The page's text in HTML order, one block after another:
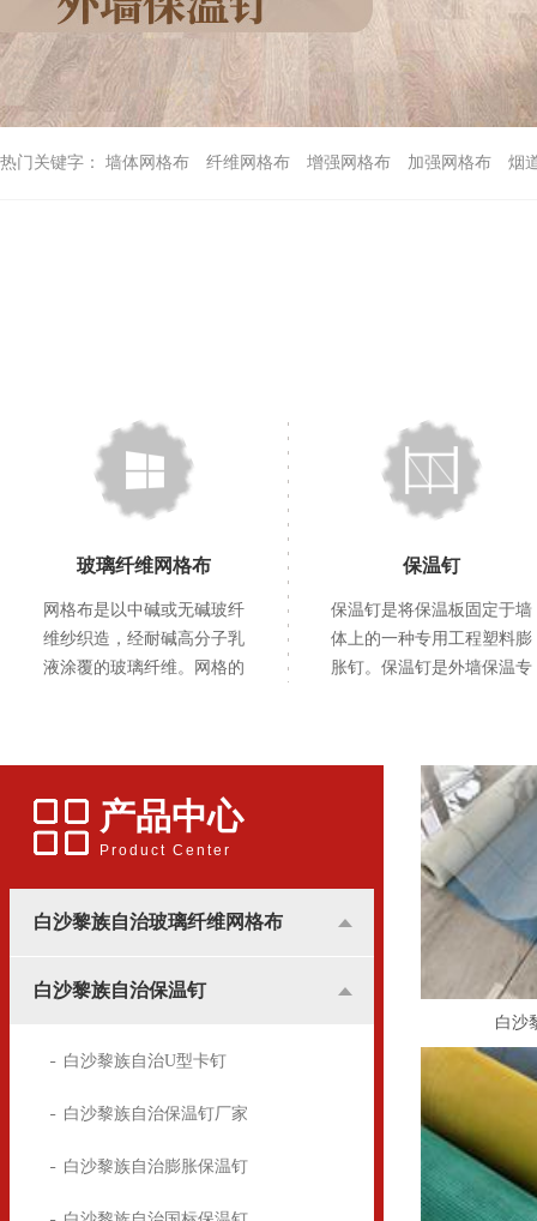
热门关键字： 墙体网格布 纤维网格布 增强网格布 加强网格布 烟
玻璃纤维网格布
网格布是以中碱或无碱玻纤
维纱织造，经耐碱高分子乳
液涂覆的玻璃纤维。网格的
保温钉
保温钉是将保温板固定于墙
体上的一种专用工程塑料膨
胀钉。保温钉是外墙保温专
产品中心
Product Center
白沙黎族自治玻璃纤维网格布
白沙黎族自治保温钉
白沙黎族自治U型卡钉
白沙黎族自治保温钉厂家
白沙黎族自治膨胀保温钉
白沙